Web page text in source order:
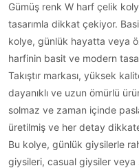
Gümüş renk W harf çelik
tasarımla dikkat çekiyor.
kolye, günlük hayatta veya
harfinin basit ve modern
Takıştır markası, yüksek
dayanıklı ve uzun ömürlü
solmaz ve zaman içinde
üretilmiş ve her detay dikkate
Bu kolye, günlük giysilerle
giysileri, casual giysiler veya